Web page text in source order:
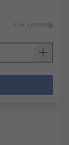
￥35,378.00/個